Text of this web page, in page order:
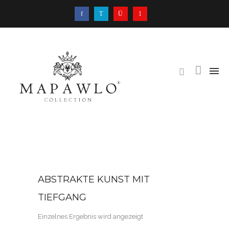
ABSTRAKTE KUNST MIT
TIEFGANG
Einzelnes Ergebnis wird angezeigt